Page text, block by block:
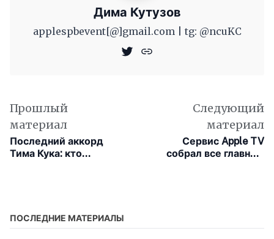
Дима Кутузов
applespbevent[@]gmail.com | tg: @ncuKC
Прошлый
материал
Последний аккорд
Тима Кука: кто
Следующий
материал
Сервис Apple TV
собрал все главные
ПОСЛЕДНИЕ МАТЕРИАЛЫ